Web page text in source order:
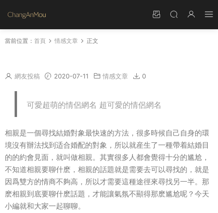
當前位置： 首頁 情感文章 正文
網友投稿 2020-07-11 情感文章 0
可愛超萌的情侶網名 超可愛的情侶網名
相親是一個尋找結婚對象最快速的方法，很多時候自己自身的環
境沒有辦法找到适合婚配的對象，所以就産生了一種帶着結婚目
的的約會見面，就叫做相親。其實很多人都會覺得十分的尴尬，
不知道相親要聊什麽，相親的話題就是需要去可以尋找的，就是
因爲雙方的情商不夠高，所以才需要這種途徑來尋找另一半。那
麽相親到底要聊什麽話題，才能讓氣氛不顯得那麽尴尬呢？今天
小編就和大家一起聊聊。